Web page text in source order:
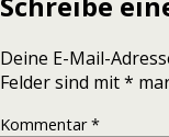
Deine E-Mail-
Felder sind mit*
Kommentar*